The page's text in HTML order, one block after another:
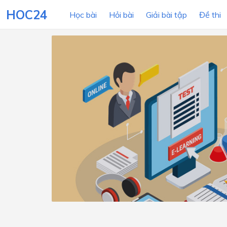
HOC24 Học bài Hỏi bài Giải bài tập Đề thi
LỚP HỌC
Lớp 12
Lớp 8
Lớp 7